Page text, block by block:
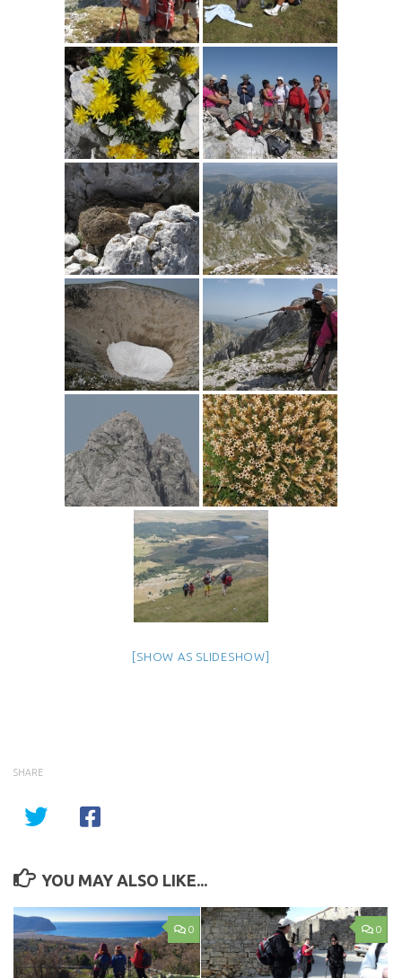
[SHOW AS SLIDESHOW]
SHARE
YOU MAY ALSO LIKE...
0 0